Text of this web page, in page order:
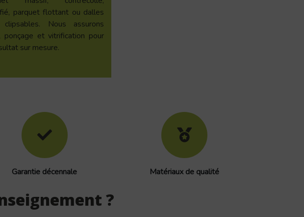
parquet flottant ou dalles
clipsables. Nous assurons
ponçage et vitrification pour
sur mesure.
Garantie décennale Matériaux de qualité
?